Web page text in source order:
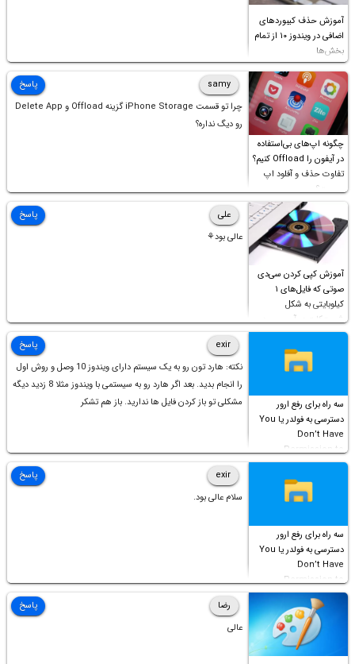
آموزش حذف کیبوردهای
اضافی در ویندوز ۱۰ از تمام
بخش‌ها
چگونه اپ‌های بی‌استفاده
در آیفون را Offload کنیم؟
تفاوت حذف و آفلود اپ
چیست؟
samy
چرا تو قسمت iPhone Storage گزینه Offload و Delete App
رو دیگ نداره؟
پاسخ
آموزش کپی کردن سی‌دی
صوتی که فایل‌های ۱
کیلوبایتی به شکل
شورت‌کات در آن موجود
است!
علی
عالی بود⚘
پاسخ
سه راه برای رفع ارور
دسترسی به فولدر یا You
Don’t Have
Permission to
Access this folder
exir
نکته: هارد تون رو به یک سیستم دارای ویندوز 10 وصل و روش اول
را انجام بدید. بعد اگر هارد رو به سیستمی با ویندوز مثلا 8 زدید دیگه
مشکلی تو باز کردن فایل ها ندارید. باز هم تشکر
پاسخ
سه راه برای رفع ارور
دسترسی به فولدر یا You
Don’t Have
Permission to
Access this folder
exir
سلام عالی بود.
پاسخ
رضا
عالی
پاسخ